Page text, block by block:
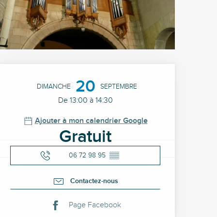
et
DIMANCHE 20 SEPTEMBRE
De 13:00 à 14:30
Ajouter à mon calendrier Google
Gratuit
06 72 98 95 ▒▒
Contactez-nous
Page Facebook